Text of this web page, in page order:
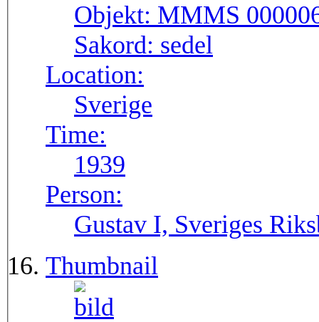
Objekt: MMMS
Sakord: sedel
Location:
Sverige
Time:
1939
Person:
Gustav I, Sveriges
Thumbnail